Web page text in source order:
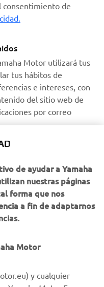
consentimiento de
Motor utilizará tus
tus hábitos de
e intereses, con
del sitio web de
por correo
tus datos para
el envío de
y servicios, la
(por ejemplo, a
para brindarte atención
hacerlo a través de su
de ayudar a Yamaha
nuestras páginas
forma que nos
a fin de adaptarnos
Motor
y cualquier